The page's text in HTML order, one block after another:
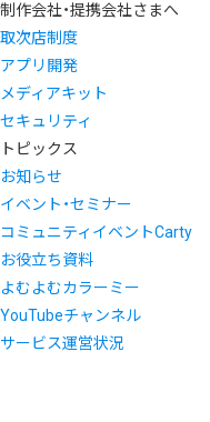
制作会社・提携会社さまへ
取次店制度
アプリ開発
メディアキット
セキュリティ
トピックス
お知らせ
イベント・セミナー
コミュニティイベントCarty
お役立ち資料
よむよむカラーミー
YouTubeチャンネル
サービス運営状況